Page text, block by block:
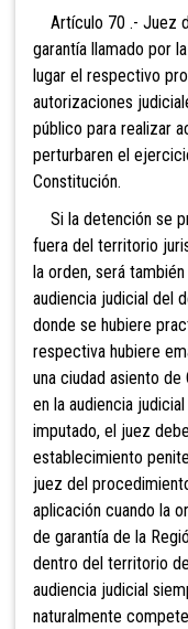
Artículo 70 .- Juez
garantía llamado por
lugar el respectivo
autorizaciones
público para realizar
perturbaren el
Constitución.
Si la detención se
fuera del territorio
la orden, será
audiencia judicial del
donde se hubiere
respectiva hubiere
una ciudad asiento
en la audiencia
imputado, el juez
establecimiento
juez del
aplicación cuando la
de garantía de la
dentro del territorio
audiencia judicial
naturalmente